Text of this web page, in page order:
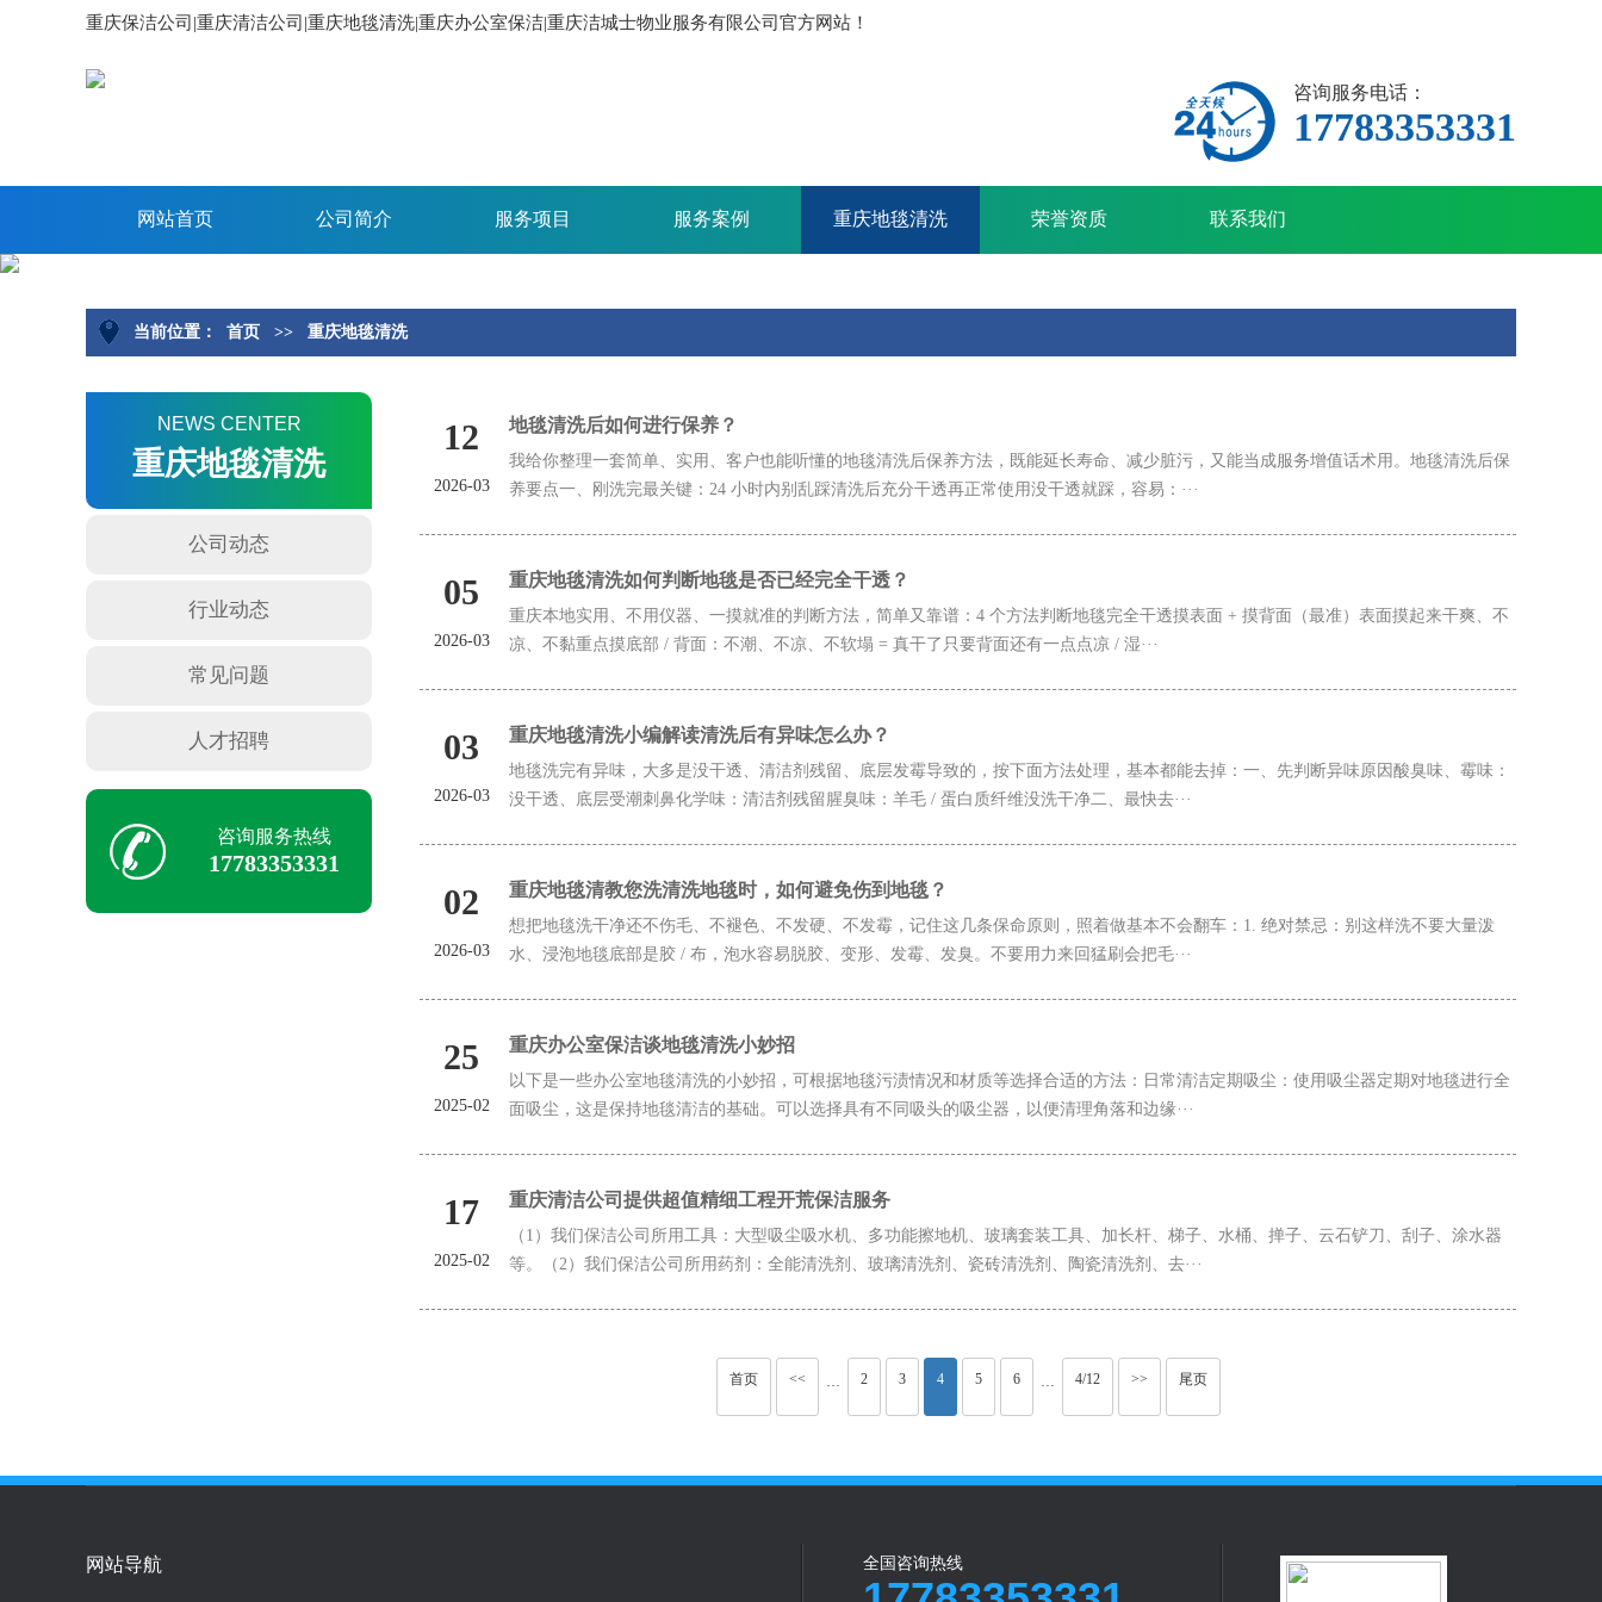
重庆保洁公司|重庆清洁公司|重庆地毯清洗|重庆办公室保洁|重庆洁城士物业服务有限公司官方网站！
咨询服务电话：
17783353331
网站首页 公司简介 服务项目 服务案例 重庆地毯清洗 荣誉资质 联系我们
当前位置： 首页 >> 重庆地毯清洗
NEWS CENTER
重庆地毯清洗
公司动态
行业动态
常见问题
人才招聘
咨询服务热线
17783353331
12
2026-03
地毯清洗后如何进行保养？
我给你整理一套简单、实用、客户也能听懂的地毯清洗后保养方法，既能延长寿命、减少脏污，又能当成服务增值话术用。地毯清洗后保
养要点一、刚洗完最关键：24 小时内别乱踩清洗后充分干透再正常使用没干透就踩，容易：···
05
2026-03
重庆地毯清洗如何判断地毯是否已经完全干透？
重庆本地实用、不用仪器、一摸就准的判断方法，简单又靠谱：4 个方法判断地毯完全干透摸表面 + 摸背面（最准）表面摸起来干爽、不
凉、不黏重点摸底部 / 背面：不潮、不凉、不软塌 = 真干了只要背面还有一点点凉 / 湿···
03
2026-03
重庆地毯清洗小编解读清洗后有异味怎么办？
地毯洗完有异味，大多是没干透、清洁剂残留、底层发霉导致的，按下面方法处理，基本都能去掉：一、先判断异味原因酸臭味、霉味：
没干透、底层受潮刺鼻化学味：清洁剂残留腥臭味：羊毛 / 蛋白质纤维没洗干净二、最快去···
02
2026-03
重庆地毯清教您洗清洗地毯时，如何避免伤到地毯？
想把地毯洗干净还不伤毛、不褪色、不发硬、不发霉，记住这几条保命原则，照着做基本不会翻车：1. 绝对禁忌：别这样洗不要大量泼
水、浸泡地毯底部是胶 / 布，泡水容易脱胶、变形、发霉、发臭。不要用力来回猛刷会把毛···
25
2025-02
重庆办公室保洁谈地毯清洗小妙招
以下是一些办公室地毯清洗的小妙招，可根据地毯污渍情况和材质等选择合适的方法：日常清洁定期吸尘：使用吸尘器定期对地毯进行全
面吸尘，这是保持地毯清洁的基础。可以选择具有不同吸头的吸尘器，以便清理角落和边缘···
17
2025-02
重庆清洁公司提供超值精细工程开荒保洁服务
（1）我们保洁公司所用工具：大型吸尘吸水机、多功能擦地机、玻璃套装工具、加长杆、梯子、水桶、掸子、云石铲刀、刮子、涂水器
等。（2）我们保洁公司所用药剂：全能清洗剂、玻璃清洗剂、瓷砖清洗剂、陶瓷清洗剂、去···
首页 << ··· 2 3 4 5 6 ··· 4/12 >> 尾页
网站导航 全国咨询热线